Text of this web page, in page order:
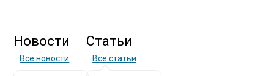
Новости
Все новости
Статьи
Все статьи